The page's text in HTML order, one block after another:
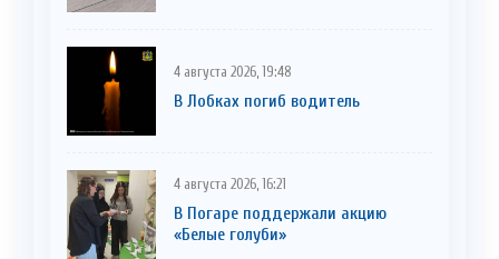
4 августа 2026, 19:48
В Лобках погиб водитель
4 августа 2026, 16:21
В Погаре поддержали акцию
«Белые голуби»